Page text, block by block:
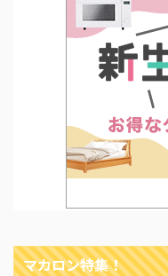
マカロン特集！